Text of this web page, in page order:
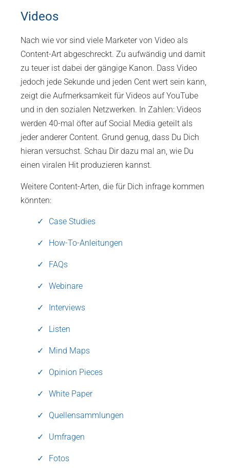
Videos
Nach wie vor sind viele Marketer von Video als
Content-Art abgeschreckt. Zu aufwändig und damit
zu teuer ist dabei der gängige Kanon. Dass Video
jedoch jede Sekunde und jeden Cent wert sein kann,
zeigt die Aufmerksamkeit für Videos auf YouTube
und in den sozialen Netzwerken. In Zahlen: Videos
werden 40-mal öfter auf Social Media geteilt als
jeder anderer Content. Grund genug, dass Du Dich
hieran versuchst. Schau Dir dazu mal an, wie Du
einen viralen Hit produzieren kannst.
Weitere Content-Arten, die für Dich infrage kommen
könnten:
Case Studies
How-To-Anleitungen
FAQs
Webinare
Interviews
Listen
Mind Maps
Opinion Pieces
White Paper
Quellensammlungen
Umfragen
Fotos